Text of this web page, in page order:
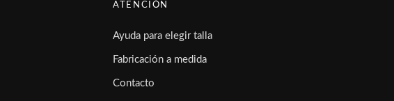
ATENCIÓN
Ayuda para elegir talla
Fabricación a medida
Contacto